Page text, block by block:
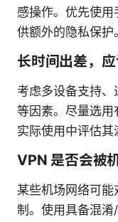
感操作。优先使
供额外的隐私保护。
长时间出差，应
考虑多设备支持
等因素。尽量选
实际使用中评估其
VPN 是否会被
某些机场网络可
制。使用具备混